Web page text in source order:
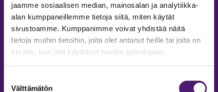
jaamme sosiaalisen median, mainosalan ja analytiikka-
alan kumppaneillemme tietoja siitä, miten käytät
sivustoamme. Kumppanimme voivat yhdistää näitä
tietoja muihin tietoihin, joita olet antanut heille tai joita on
kerätty, kun olet käyttänyt heidän palvelujaan.
valinta
Välttämätön
MAJOITUS
Tiedustelut & Varaukset